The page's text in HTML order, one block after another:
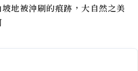
地被沖刷的痕跡，大自然之美